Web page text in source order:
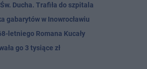
Ducha. Trafiła do szpitala
gabarytów w Inowrocławiu
letniego Romana Kucały
go 3 tysiące zł